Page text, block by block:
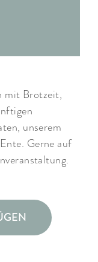
mit Brotzeit,
unserem
Gerne auf